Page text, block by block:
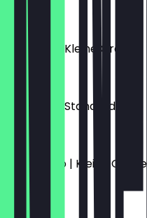
€ 4,70
Espresso | Kleine Größe
€ 3,00
Espresso | Standard
€ 3,50
Americano | Kleine Größe
€ 3,90